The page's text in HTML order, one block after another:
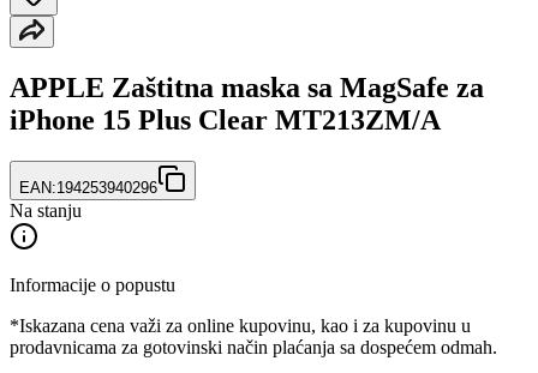
APPLE Zaštitna maska sa MagSafe za
iPhone 15 Plus Clear MT213ZM/A
EAN:194253940296
Na stanju
Informacije o popustu
*Iskazana cena važi za online kupovinu, kao i za kupovinu u
prodavnicama za gotovinski način plaćanja sa dospećem odmah.